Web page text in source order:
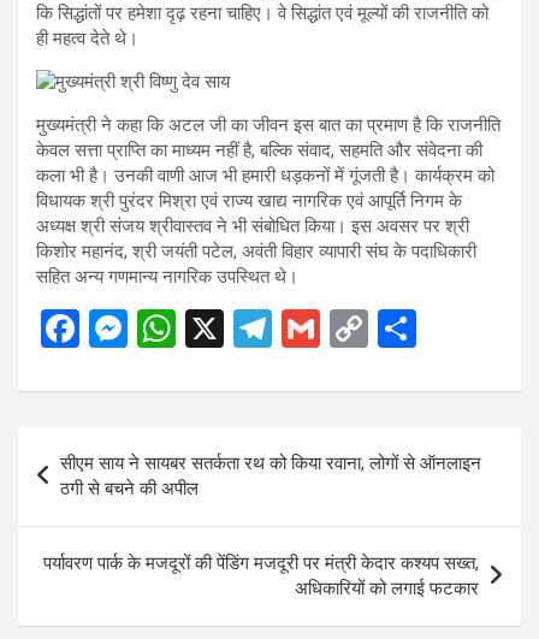
कि सिद्धांतों पर हमेशा दृढ़ रहना चाहिए। वे सिद्धांत एवं मूल्यों की राजनीति को
ही महत्व देते थे।
मुख्यमंत्री ने कहा कि अटल जी का जीवन इस बात का प्रमाण है कि राजनीति
केवल सत्ता प्राप्ति का माध्यम नहीं है, बल्कि संवाद, सहमति और संवेदना की
कला भी है। उनकी वाणी आज भी हमारी धड़कनों में गूंजती है। कार्यक्रम को
विधायक श्री पुरंदर मिश्रा एवं राज्य खाद्य नागरिक एवं आपूर्ति निगम के
अध्यक्ष श्री संजय श्रीवास्तव ने भी संबोधित किया। इस अवसर पर श्री
किशोर महानंद, श्री जयंती पटेल, अवंती विहार व्यापारी संघ के पदाधिकारी
सहित अन्य गणमान्य नागरिक उपस्थित थे।
F
ce
o
o
k
M
se
n
g
er
W
at
A
p
p
X
T
e
gr
a
m
G
ail
C
py
Li
n
k
ar
e
navigation
सीएम साय ने सायबर सतर्कता रथ को किया रवाना, लोगों से ऑनलाइन
ठगी से बचने की अपील
पर्यावरण पार्क के मजदूरों की पेंडिंग मजदूरी पर मंत्री केदार कश्यप सख्त,
अधिकारियों को लगाई फटकार